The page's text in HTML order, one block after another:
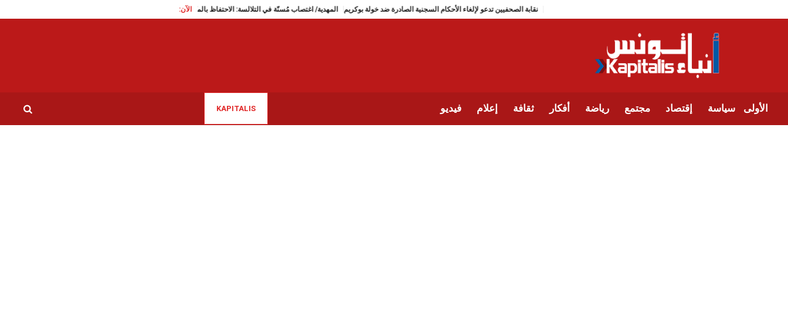
الآن: نقابة الصحفيين تدعو لإلغاء الأحكام السجنية الصادرة ضد خولة بوكريم المهدية/ اغتصاب مُسنّة في التلالسة: الاحتفاظ بالمتّهم
الأولى سياسة إقتصاد مجتمع رياضة أفكار ثقافة إعلام فيديو KAPITALIS